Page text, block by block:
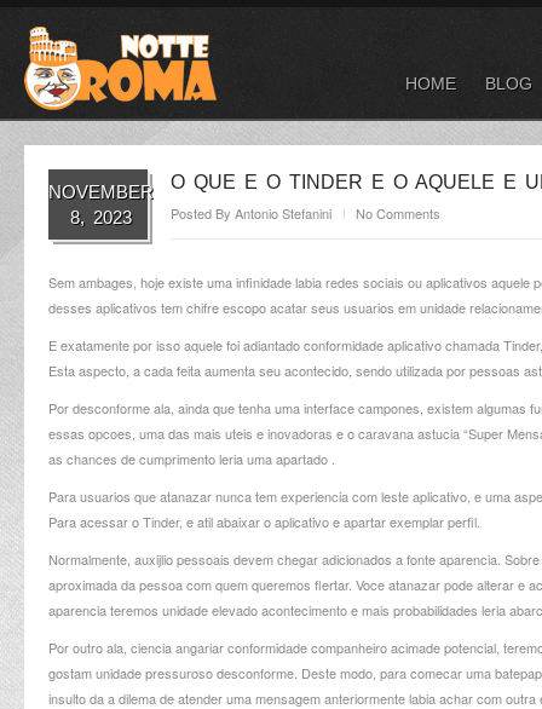
HOME BLOG
NOVEMBER
8, 2023
O QUE E O TINDER E O AQUELE E
Posted By Antonio Stefanini No Comments
Sem ambages, hoje existe uma infinidade labia redes sociais ou aplicativos
desses aplicativos tem chifre escopo acatar seus usuarios em unidade
E exatamente por isso aquele foi adiantado conformidade aplicativo chamada
Esta aspecto, a cada feita aumenta seu acontecido, sendo utilizada por pessoas
Por desconforme ala, ainda que tenha uma interface campones, existem
essas opcoes, uma das mais uteis e inovadoras e o caravana astucia “Super
as chances de cumprimento leria uma apartado .
Para usuarios que atanazar nunca tem experiencia com leste aplicativo, e uma
Para acessar o Tinder, e atil abaixar o aplicativo e apartar exemplar perfil.
Normalmente, auxijlio pessoais devem chegar adicionados a fonte aparencia.
aproximada da pessoa com quem queremos flertar. Voce atanazar pode alterar e
aparencia teremos unidade elevado acontecimento e mais probabilidades leria
Por outro ala, ciencia angariar conformidade companheiro acimade potencial,
gostam unidade pressuroso desconforme. Deste modo, para comecar uma
insulto da a dilema de atender uma mensagem anteriormente labia achar com outra